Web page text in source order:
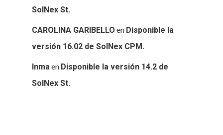
SolNex St.
CAROLINA GARIBELLO en Disponible la
versión 16.02 de SolNex CPM.
Inmaen Disponible la versión 14.2 de
SolNex St.